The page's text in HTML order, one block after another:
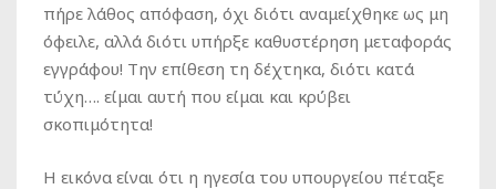
πήρε λάθος απόφαση, όχι διότι αναμείχθηκε ως μη
όφειλε, αλλά διότι υπήρξε καθυστέρηση μεταφοράς
εγγράφου! Την επίθεση τη δέχτηκα, διότι κατά
τύχη…. είμαι αυτή που είμαι και κρύβει
σκοπιμότητα!
Η εικόνα είναι ότι η ηγεσία του υπουργείου πέταξε